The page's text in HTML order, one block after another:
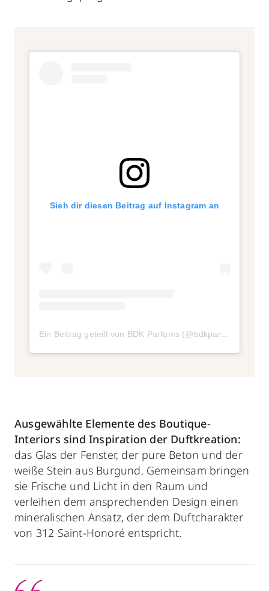
Sieh dir diesen Beitrag auf Instagram an
Ausgewählte Elemente des Boutique-
Interiors sind Inspiration der Duftkreation:
das Glas der Fenster, der pure Beton und der
weiße Stein aus Burgund. Gemeinsam bringen
sie Frische und Licht in den Raum und
verleihen dem ansprechenden Design einen
mineralischen Ansatz, der dem Duftcharakter
von 312 Saint-Honoré entspricht.